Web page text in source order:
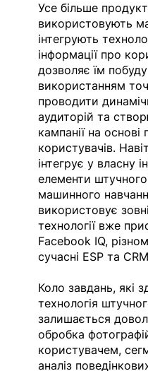
Усе більше
використовують
інтегрують
інформації про
дозволяє їм
використанням
проводити
аудиторій та
кампанії на основі
користувачів.
інтегрує у власну
елементи штучного
машинного
використовує
технології вже
Facebook IQ,
сучасні ESP та
Коло завдань, які
технологія
залишається
обробка
користувачем,
аналіз